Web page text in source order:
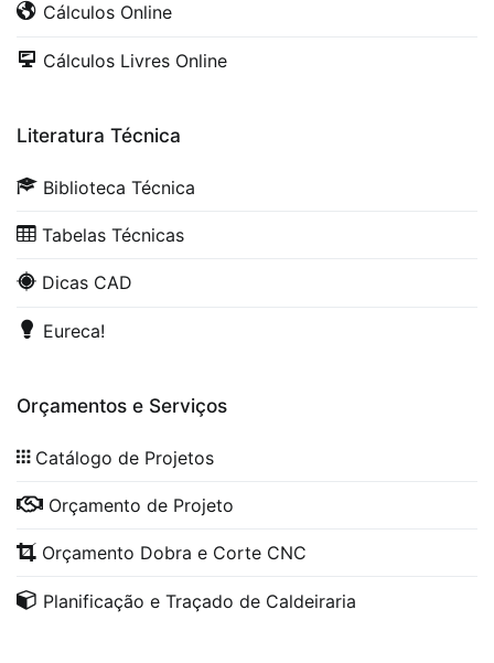
Cálculos Online
Cálculos Livres Online
Literatura Técnica
Biblioteca Técnica
Tabelas Técnicas
Dicas CAD
Eureca!
Orçamentos e Serviços
Catálogo de Projetos
Orçamento de Projeto
Orçamento Dobra e Corte CNC
Planificação e Traçado de Caldeiraria